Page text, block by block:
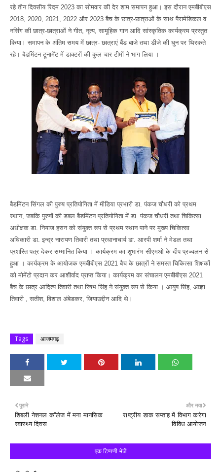
रहे तीन दिवसीय रिदम 2023 का सोमवार की देर शाम समापन हुआ। इस दौरान एमबीबीएस
2018, 2020, 2021, 2022 और 2023 बैच के छात्र-छात्राओं के साथ पैरामेडिकल व
नर्सिंग की छात्र-छात्राओं ने गीत, नृत्य, सामूहिक गान आदि सांस्कृतिक कार्यक्रम प्रस्तुत
किया। समापन के अंतिम समय में छात्र- छात्राएं बैंड बाजे तथा डीजे की धुन पर थिरकते
रहे। बैडमिंटन टूनार्मेंट में डाक्टरों की कुल चार टीमों ने भाग लिया ।
बैडमिंटन सिंगल की पुरुष प्रतियोगिता में मीडिया प्रभारी डा. पंकज चौधरी को प्रथम
स्थान, जबकि पुरुषों की डबल बैडमिंटन प्रतियोगिता में डा. पंकज चौधरी तथा चिकित्सा
अधीक्षक डा. नियाज हसन को संयुक्त रूप से प्रथम स्थान पाने पर मुख्य चिकित्सा
अधिकारी डा. इन्द्र नारायण तिवारी तथा प्रधानाचार्य डा. आरपी शर्मा ने मेडल तथा
प्रशस्ति पत्र देकर सम्मानित किया । कार्यक्रम का शुभारंभ सीएमओ के दीप प्रज्वलन से
हुआ । कार्यक्रम के आयोजक एमबीबीएस 2021 बैच के छात्रों ने समस्त चिकित्सा शिक्षकों
को मोमेंटो प्रदान कर आशीर्वाद प्राप्त किया। कार्यक्रम का संचालन एमबीबीएस 2021
बैच के छात्र आदित्य तिवारी तथा रिषभ सिंह ने संयुक्त रूप से किया । आयुष सिंह, आज्ञा
तिवारी , सतीश, विशाल अंबेडकर, जियाउद्दीन आदि थे।
Tags आजमगढ़
और नया
राष्ट्रीय डाक सप्ताह में विभाग करेगा
विविध आयोजन
पुराने
शिबली नेशनल कॉलेज में मना मानसिक
स्वास्थ्य दिवस
एक टिप्पणी भेजें